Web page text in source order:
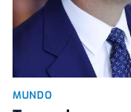
MUNDO